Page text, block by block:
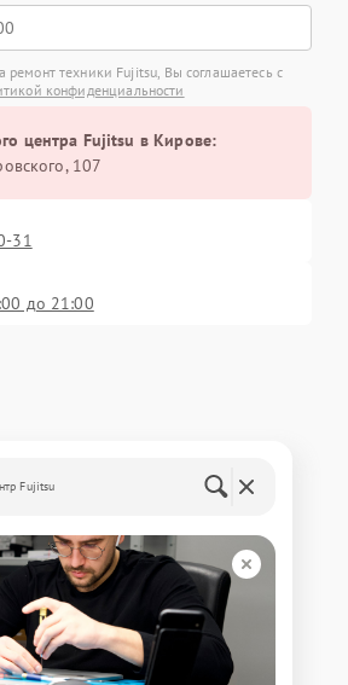
ремонт техники Fujitsu, Вы соглашаетесь с
конфиденциальности
центра Fujitsu в Кирове:
107
31
до 21:00
Fujitsu